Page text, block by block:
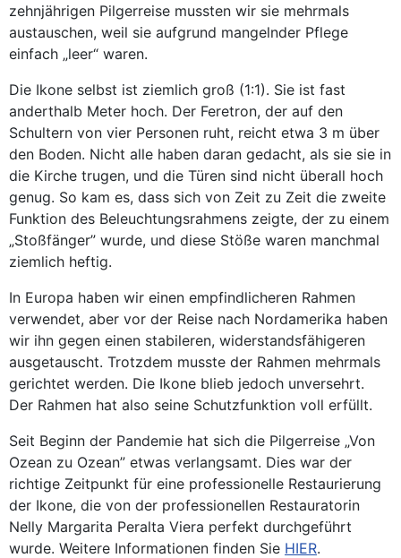
zehnjährigen Pilgerreise mussten wir sie mehrmals
austauschen, weil sie aufgrund mangelnder Pflege
einfach „leer“ waren.
Die Ikone selbst ist ziemlich groß (1:1). Sie ist fast
anderthalb Meter hoch. Der Feretron, der auf den
Schultern von vier Personen ruht, reicht etwa 3 m über
den Boden. Nicht alle haben daran gedacht, als sie sie in
die Kirche trugen, und die Türen sind nicht überall hoch
genug. So kam es, dass sich von Zeit zu Zeit die zweite
Funktion des Beleuchtungsrahmens zeigte, der zu einem
„Stoßfänger” wurde, und diese Stöße waren manchmal
ziemlich heftig.
In Europa haben wir einen empfindlicheren Rahmen
verwendet, aber vor der Reise nach Nordamerika haben
wir ihn gegen einen stabileren, widerstandsfähigeren
ausgetauscht. Trotzdem musste der Rahmen mehrmals
gerichtet werden. Die Ikone blieb jedoch unversehrt.
Der Rahmen hat also seine Schutzfunktion voll erfüllt.
Seit Beginn der Pandemie hat sich die Pilgerreise „Von
Ozean zu Ozean” etwas verlangsamt. Dies war der
richtige Zeitpunkt für eine professionelle Restaurierung
der Ikone, die von der professionellen Restauratorin
Nelly Margarita Peralta Viera perfekt durchgeführt
wurde. Weitere Informationen finden Sie HIER.